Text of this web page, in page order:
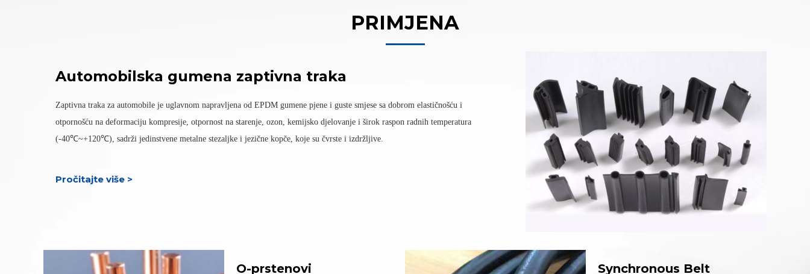
PRIMJENA
Automobilska gumena zaptivna traka
Zaptivna traka za automobile je uglavnom napravljena od EPDM gumene pjene i guste smjese sa dobrom elastičnošću i
otpornošću na deformaciju kompresije, otpornost na starenje, ozon, kemijsko djelovanje i širok raspon radnih temperatura
(-40℃~+120℃), sadrži jedinstvene metalne stezaljke i jezične kopče, koje su čvrste i izdržljive.
Pročitajte više >
O-prstenovi Synchronous Belt